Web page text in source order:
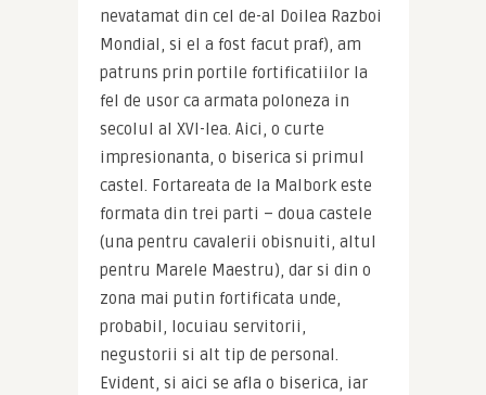
nevatamat din cel de-al Doilea Razboi
Mondial, si el a fost facut praf), am
patruns prin portile fortificatiilor la
fel de usor ca armata poloneza in
secolul al XVI-lea. Aici, o curte
impresionanta, o biserica si primul
castel. Fortareata de la Malbork este
formata din trei parti – doua castele
(una pentru cavalerii obisnuiti, altul
pentru Marele Maestru), dar si din o
zona mai putin fortificata unde,
probabil, locuiau servitorii,
negustorii si alt tip de personal.
Evident, si aici se afla o biserica, iar